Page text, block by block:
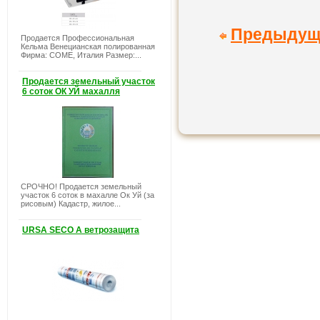
Продается Профессиональная
Кельма Венецианская полированная
Фирма: COME, Италия Размер:...
Продается земельный участок
6 соток ОК УЙ махалля
СРОЧНО! Продается земельный
участок 6 соток в махалле Ок Уй (за
рисовым) Кадастр, жилое...
URSA SECO A ветрозащита